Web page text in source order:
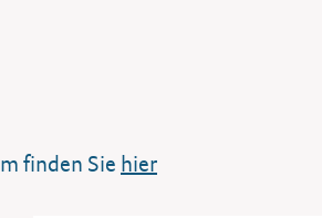
finden Sie hier